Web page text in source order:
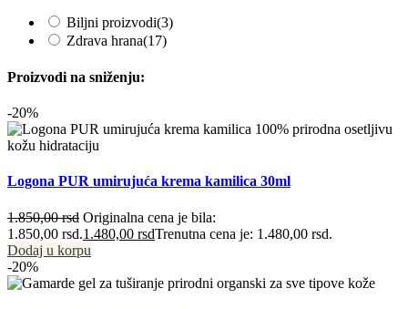
Biljni proizvodi(3)
Zdrava hrana(17)
Proizvodi na sniženju:
-20%
Logona PUR umirujuća krema kamilica 30ml
1.850,00rsd Originalna cena je bila:
1.850,00 rsd.1.480,00 rsdTrenutna cena je: 1.480,00 rsd.
Dodaj u korpu
-20%